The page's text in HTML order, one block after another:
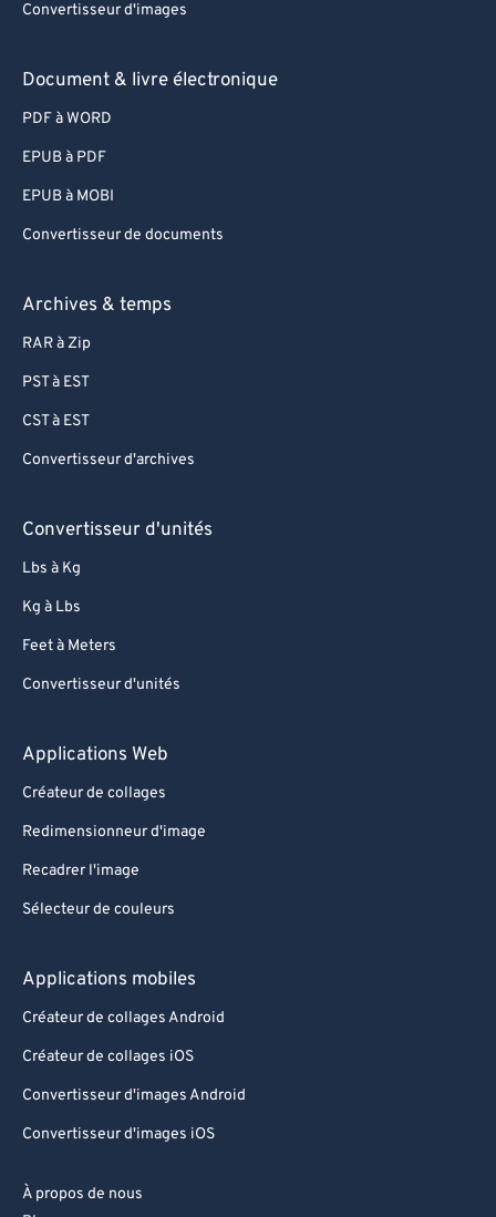
Convertisseur d'images
Document & livre électronique
PDF à WORD
EPUB à PDF
EPUB à MOBI
Convertisseur de documents
Archives & temps
RAR à Zip
PST à EST
CST à EST
Convertisseur d'archives
Convertisseur d'unités
Lbs à Kg
Kg à Lbs
Feet à Meters
Convertisseur d'unités
Applications Web
Créateur de collages
Redimensionneur d'image
Recadrer l'image
Sélecteur de couleurs
Applications mobiles
Créateur de collages Android
Créateur de collages iOS
Convertisseur d'images Android
Convertisseur d'images iOS
À propos de nous